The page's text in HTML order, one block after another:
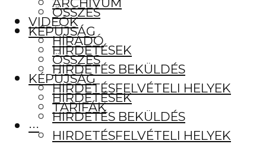
ÖSSZES
KÉPÚJSÁG
HIRDETÉSEK
HIRDETÉS BEKÜLDÉS
HIRDETÉSFELVÉTELI HELYEK
TARIFÁK
···
VIDEÓK
HÍRADÓ
ÖSSZES
KÉPÚJSÁG
HIRDETÉSEK
HIRDETÉS BEKÜLDÉS
HIRDETÉSFELVÉTELI HELYEK